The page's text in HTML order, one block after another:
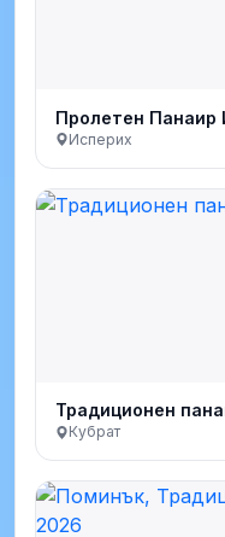
Пролетен Панаир
Исперих
Традиционен
Кубрат